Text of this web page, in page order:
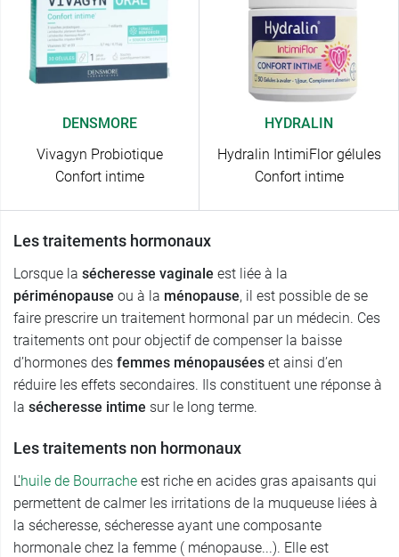
DENSMORE
Vivagyn Probiotique
Confort intime
HYDRALIN
Hydralin IntimiFlor gélules
Confort intime
Les traitements hormonaux
Lorsque la sécheresse vaginale est liée à la
périménopause ou à la ménopause, il est possible de se
faire prescrire un traitement hormonal par un médecin. Ces
traitements ont pour objectif de compenser la baisse
d’hormones des femmes ménopausées et ainsi d’en
réduire les effets secondaires. Ils constituent une réponse à
la sécheresse intime sur le long terme.
Les traitements non hormonaux
L'huile de Bourrache est riche en acides gras apaisants qui
permettent de calmer les irritations de la muqueuse liées à
la sécheresse, sécheresse ayant une composante
hormonale chez la femme ( ménopause...). Elle est